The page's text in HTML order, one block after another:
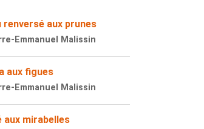
renversé aux prunes
Emmanuel Malissin
aux figues
Emmanuel Malissin
aux mirabelles